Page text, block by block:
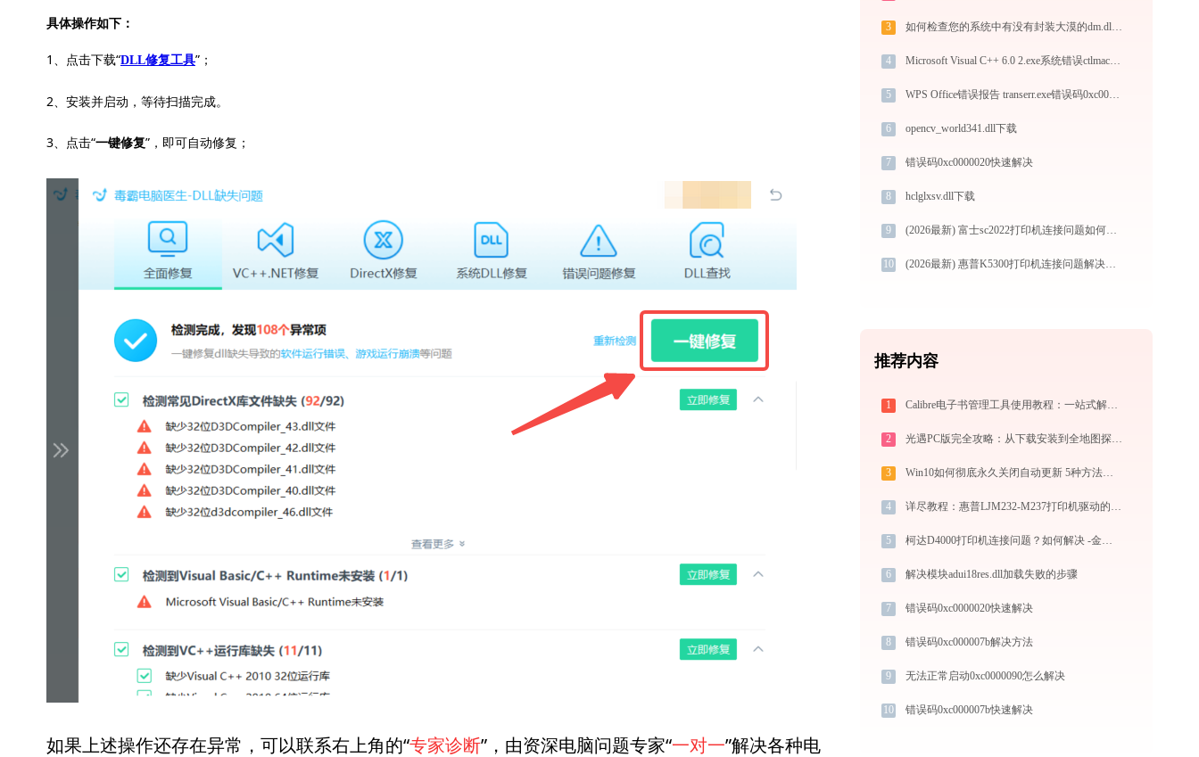
具体操作如下：
1、点击下载“DLL修复工具”；
2、安装并启动，等待扫描完成。
3、点击“一键修复”，即可自动修复；
如果上述操作还存在异常，可以联系右上角的“专家诊断”，由资深电脑问题专家“一对一”解决各种电
3 如何检查您的系统中有没有封装大漠的dm.dll？
4 Microsoft Visual C++ 6.0 2.exe系统错误ctlmach.dll丢失如何解决
5 WPS Office错误报告 transerr.exe错误码0xc000000d处理办法
6 opencv_world341.dll下载
7 错误码0xc0000020快速解决
8 hclglxsv.dll下载
9 (2026最新) 富士sc2022打印机连接问题如何解决？-金山毒霸
10 (2026最新) 惠普K5300打印机连接问题解决方法 - 金山毒霸
推荐内容
1 Calibre电子书管理工具使用教程：一站式解决电子书格式转换、元数据管理与设备同步
2 光遇PC版完全攻略：从下载安装到全地图探索的新手入门指南（2026最新）
3 Win10如何彻底永久关闭自动更新 5种方法教你永久关闭win10自动更新
4 详尽教程：惠普LJM232-M237打印机驱动的正确下载与安装方式
5 柯达D4000打印机连接问题？如何解决 -金山毒霸
6 解决模块adui18res.dll加载失败的步骤
7 错误码0xc0000020快速解决
8 错误码0xc000007b解决方法
9 无法正常启动0xc0000090怎么解决
10 错误码0xc000007b快速解决